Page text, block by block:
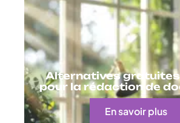
Alternatives
pour la rédaction de
En savoir plus